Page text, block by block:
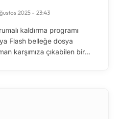
2025 - 23:43
kaldırma programı
Flash belleğe dosya
karşımıza çıkabilen bir…